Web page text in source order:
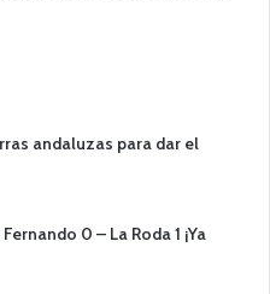
andaluzas para dar el
0 – La Roda 1 ¡Ya